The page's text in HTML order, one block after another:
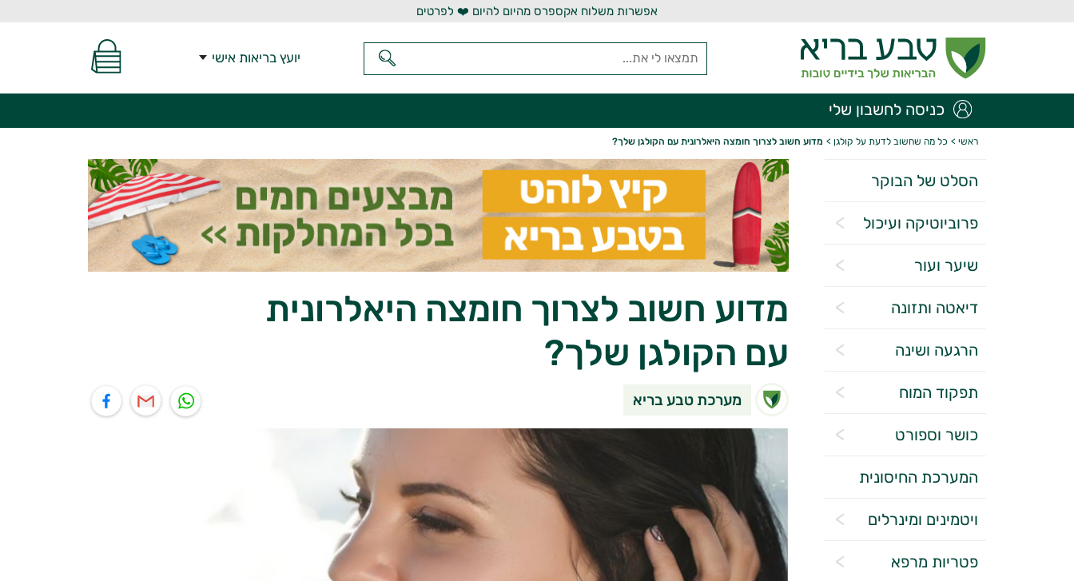
אפשרות משלוח אקספרס מהיום להיום ❤️ לפרטים
יועץ בריאות אישי
כניסה לחשבון שלי
ראשי > כל מה שחשוב לדעת על קולגן > מדוע חשוב לצרוך חומצה היאלרונית עם הקולגן שלך?
הסלט של הבוקר
פרוביוטיקה ועיכול
שיער ועור
דיאטה ותזונה
הרגעה ושינה
תפקוד המוח
כושר וספורט
המערכת החיסונית
ויטמינים ומינרלים
פטריות מרפא
מדוע חשוב לצרוך חומצה היאלרונית
עם הקולגן שלך?
מערכת טבע בריא